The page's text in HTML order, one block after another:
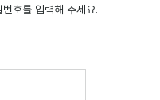
호를 입력해 주세요.